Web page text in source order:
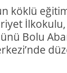
köklü
Bolu